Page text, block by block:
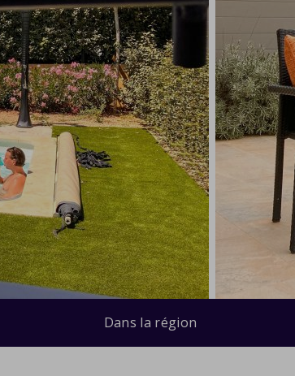
Dans la région